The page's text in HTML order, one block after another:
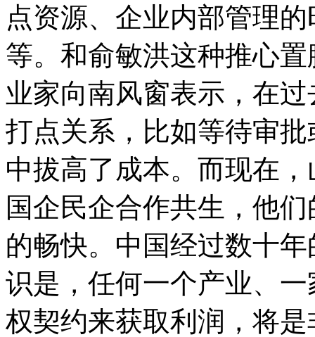
点资源、企业内部管理
等。和俞敏洪这种推心
业家向南风窗表示，在
打点关系，比如等待审
中拔高了成本。而现在
国企民企合作共生，他
的畅快。中国经过数十
识是，任何一个产业、
权契约来获取利润，将